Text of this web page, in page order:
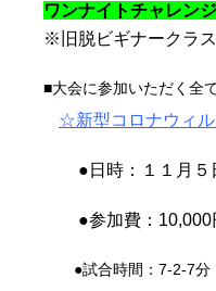
ワンナイトチャレン
※旧脱ビギナークラス
■大会に参加いただく全
☆新型コロナウィ
●日時：１１月５
●参加費：10,000
●試合時間：7-2-7分